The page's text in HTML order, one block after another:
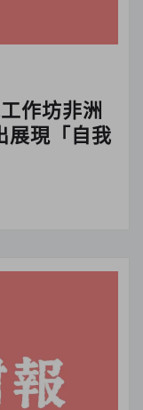
作坊非洲
展現「自我